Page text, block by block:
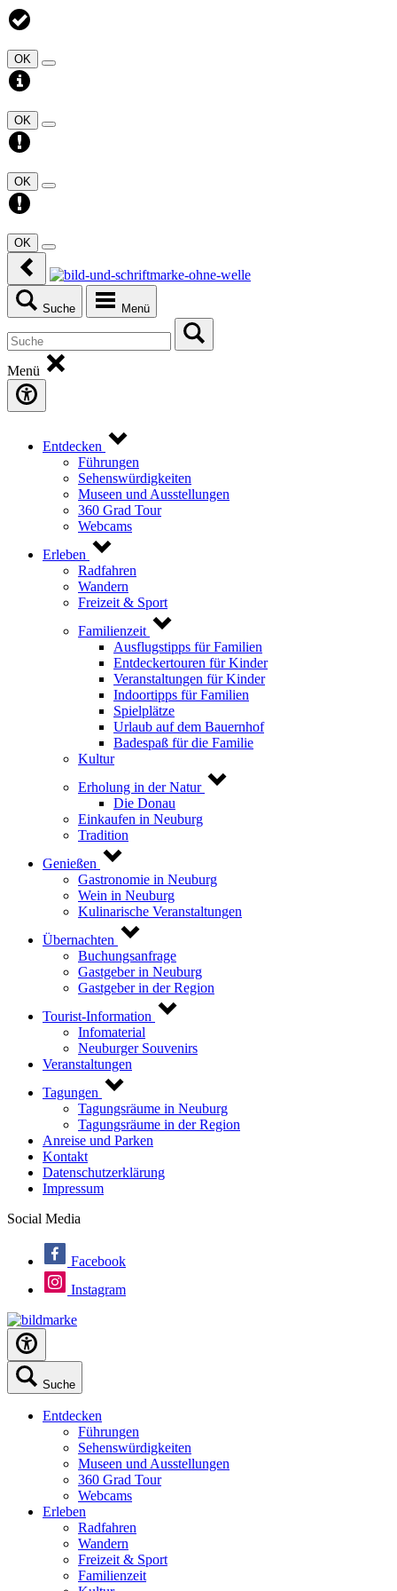
OK
OK
OK
OK
Suche Menü
Menü
Entdecken
Führungen
Sehenswürdigkeiten
Museen und Ausstellungen
360 Grad Tour
Webcams
Erleben
Radfahren
Wandern
Freizeit & Sport
Familienzeit
Ausflugstipps für Familien
Entdeckertouren für Kinder
Veranstaltungen für Kinder
Indoortipps für Familien
Spielplätze
Urlaub auf dem Bauernhof
Badespaß für die Familie
Kultur
Erholung in der Natur
Die Donau
Einkaufen in Neuburg
Tradition
Genießen
Gastronomie in Neuburg
Wein in Neuburg
Kulinarische Veranstaltungen
Übernachten
Buchungsanfrage
Gastgeber in Neuburg
Gastgeber in der Region
Tourist-Information
Infomaterial
Neuburger Souvenirs
Veranstaltungen
Tagungen
Tagungsräume in Neuburg
Tagungsräume in der Region
Anreise und Parken
Kontakt
Datenschutzerklärung
Impressum
Social Media
Facebook
Instagram
Suche
Entdecken
Führungen
Sehenswürdigkeiten
Museen und Ausstellungen
360 Grad Tour
Webcams
Erleben
Radfahren
Wandern
Freizeit & Sport
Familienzeit